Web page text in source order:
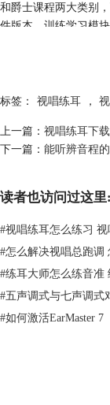
和爵士课程两大类别
件版本，训练学习模
厅、声乐训练课、
有一定音乐基础的小
合训练厅对音程、和
学活动对掌握不好的
标签： 视唱练耳 ，
上一篇： 视唱练耳下
下一篇： 能听辨音程
读者也访问过这里:
#视唱练耳怎么练习
#怎么解决视唱总跑调
#练耳大师怎么练音准
#五声调式与七声调式
#如何激活EarMaster 7